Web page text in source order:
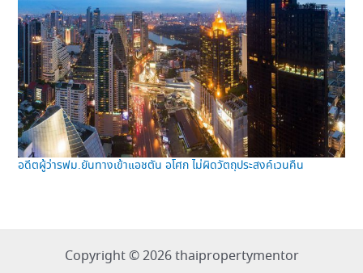
อดีตผู้ว่ารฟม.ยันทางเข้าแอชตัน อโศก ไม่ผิดวัตถุประสงค์เวนคืน
Copyright © 2026 thaipropertymentor